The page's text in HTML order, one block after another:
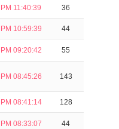
PM 11:40:39 36
PM 10:59:39 44
PM 09:20:42 55
PM 08:45:26 143
PM 08:41:14 128
PM 08:33:07 44